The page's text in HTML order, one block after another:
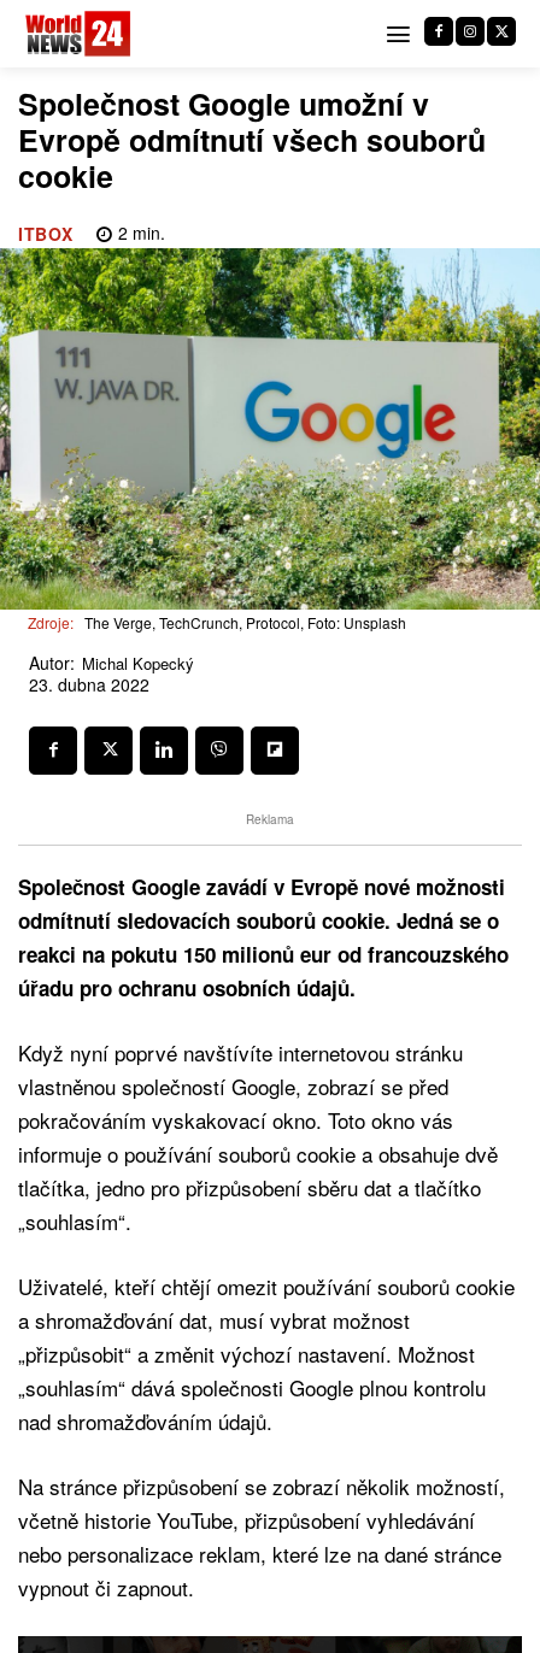
Společnost Google umožní v
Evropě odmítnutí všech souborů
cookie
ITBOX 2 min.
Zdroje: The Verge, TechCrunch, Protocol, Foto: Unsplash
Autor: Michal Kopecký
23. dubna 2022
Reklama
Společnost Google zavádí v Evropě nové možnosti
odmítnutí sledovacích souborů cookie. Jedná se o
reakci na pokutu 150 milionů eur od francouzského
úřadu pro ochranu osobních údajů.
Když nyní poprvé navštívíte internetovou stránku
vlastněnou společností Google, zobrazí se před
pokračováním vyskakovací okno. Toto okno vás
informuje o používání souborů cookie a obsahuje dvě
tlačítka, jedno pro přizpůsobení sběru dat a tlačítko
„souhlasím“.
Uživatelé, kteří chtějí omezit používání souborů cookie
a shromažďování dat, musí vybrat možnost
„přizpůsobit“ a změnit výchozí nastavení. Možnost
„souhlasím“ dává společnosti Google plnou kontrolu
nad shromažďováním údajů.
Na stránce přizpůsobení se zobrazí několik možností,
včetně historie YouTube, přizpůsobení vyhledávání
nebo personalizace reklam, které lze na dané stránce
vypnout či zapnout.